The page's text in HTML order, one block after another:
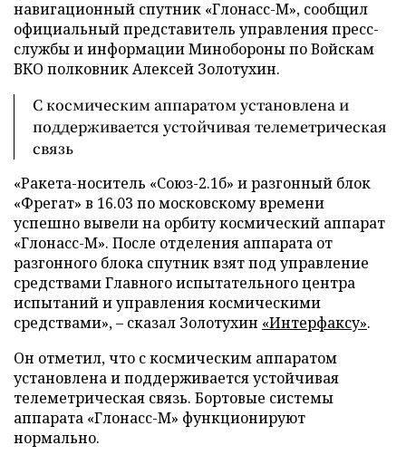
навигационный спутник «Глонасс-М», сообщил
официальный представитель управления пресс-
службы и информации Минобороны по Войскам
ВКО полковник Алексей Золотухин.
С космическим аппаратом установлена и
поддерживается устойчивая телеметрическая
связь
«Ракета-носитель «Союз-2.1б» и разгонный блок
«Фрегат» в 16.03 по московскому времени
успешно вывели на орбиту космический аппарат
«Глонасс-М». После отделения аппарата от
разгонного блока спутник взят под управление
средствами Главного испытательного центра
испытаний и управления космическими
средствами», – сказал Золотухин «Интерфаксу».
Он отметил, что с космическим аппаратом
установлена и поддерживается устойчивая
телеметрическая связь. Бортовые системы
аппарата «Глонасс-М» функционируют
нормально.